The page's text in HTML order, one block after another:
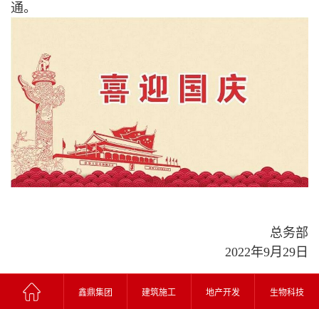
通。
总务部
2022年9月29日
鑫鼎集团 建筑施工 地产开发 生物科技